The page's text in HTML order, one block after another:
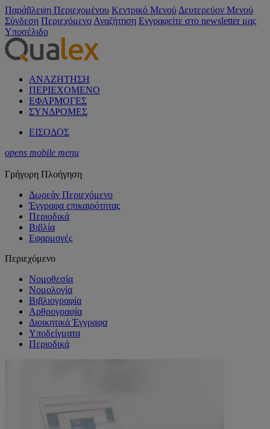
Παράβλεψη Περιεχομένου Κεντρικό Μενού Δευτερεύον Μενού
Σύνδεση Περιεχόμενο Αναζήτηση Εγγραφείτε στο newsletter μας
Υποσέλιδο
ΑΝΑΖΗΤΗΣΗ
ΠΕΡΙΕΧΟΜΕΝΟ
ΕΦΑΡΜΟΓΕΣ
ΣΥΝΔΡΟΜΕΣ
ΕΙΣΟΔΟΣ
opens mobile menu
Γρήγορη Πλοήγηση
Δωρεάν Περιεχόμενο
Έγγραφα επικαιρότητας
Περιοδικά
Βιβλία
Εφαρμογές
Περιεχόμενο
Νομοθεσία
Νομολογία
Βιβλιογραφία
Αρθρογραφία
Διοικητικά Έγγραφα
Υποδείγματα
Περιοδικά